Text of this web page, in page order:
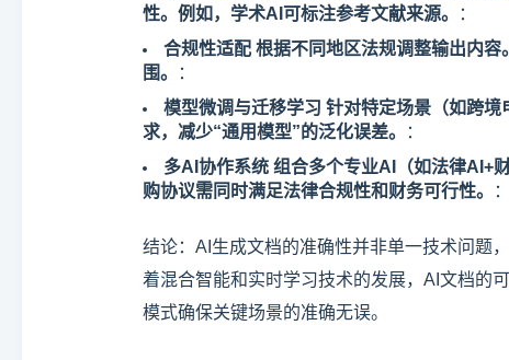
性。例如，学术AI可标注参考文献来源。
：
合规性适配 根据不同地区法规调整输出内
围。
：
模型微调与迁移学习 针对特定场景（如跨
求，减少“通用模型”的泛化误差。
：
多AI协作系统 组合多个专业AI（如法律AI+
购协议需同时满足法律合规性和财务可行性。
：
结论：AI生成文档的准确性并非单一技术问题
着混合智能和实时学习技术的发展，AI文档的
模式确保关键场景的准确无误。